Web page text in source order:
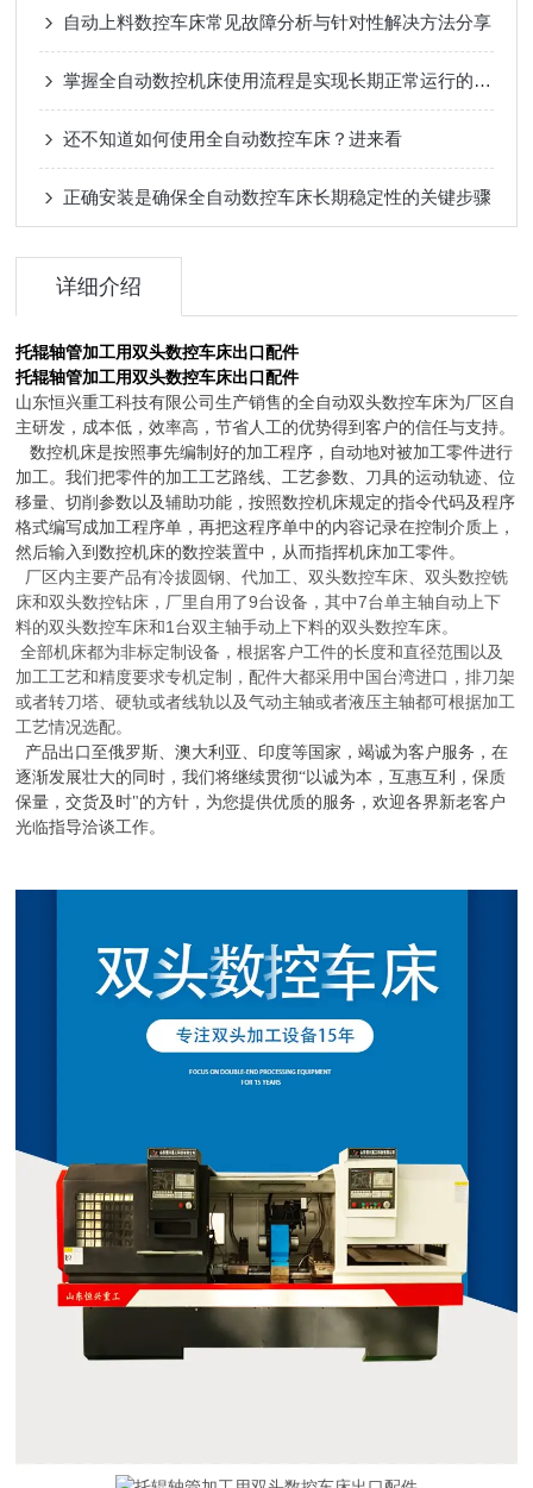
自动上料数控车床常见故障分析与针对性解决方法分享
掌握全自动数控机床使用流程是实现长期正常运行的根本保障
还不知道如何使用全自动数控车床？进来看
正确安装是确保全自动数控车床长期稳定性的关键步骤
详细介绍
托辊轴管加工用双头数控车床出口配件
托辊轴管加工用双头数控车床出口配件
山东恒兴重工科技有限公司生产销售的全自动双头数控车床为厂区自
主研发，成本低，效率高，节省人工的优势得到客户的信任与支持。
数控机床是按照事先编制好的加工程序，自动地对被加工零件进行
加工。我们把零件的加工工艺路线、工艺参数、刀具的运动轨迹、位
移量、切削参数以及辅助功能，按照数控机床规定的指令代码及程序
格式编写成加工程序单，再把这程序单中的内容记录在控制介质上，
然后输入到数控机床的数控装置中，从而指挥机床加工零件。
厂区内主要产品有冷拔圆钢、代加工、双头数控车床、双头数控铣
床和双头数控钻床，厂里自用了9台设备，其中7台单主轴自动上下
料的双头数控车床和1 台双主轴手动上下料的双头数控车床。
全部机床都为非标定制设备，根据客户工件的长度和直径范围以及
加工工艺和精度要求专机定制，配件大都采用中国台湾进口，排刀架
或者转刀塔、硬轨或者线轨以及气动主轴或者液压主轴都可根据加工
工艺情况选配。
产品出口至俄罗斯、澳大利亚、印度等国家，竭诚为客户服务，在
逐渐发展壮大的同时，我们将继续贯彻“以诚为本，互惠互利，保质
保量，交货及时"的方针，为您提供优质的服务，欢迎各界新老客户
光临指导洽谈工作。